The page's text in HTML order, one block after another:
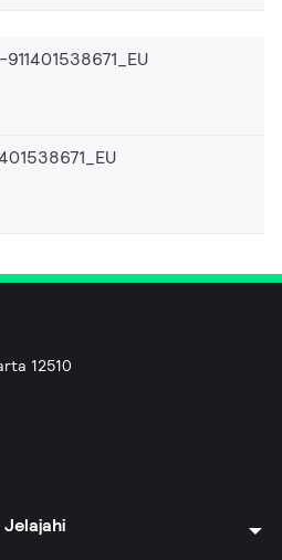
12510
Jelajahi